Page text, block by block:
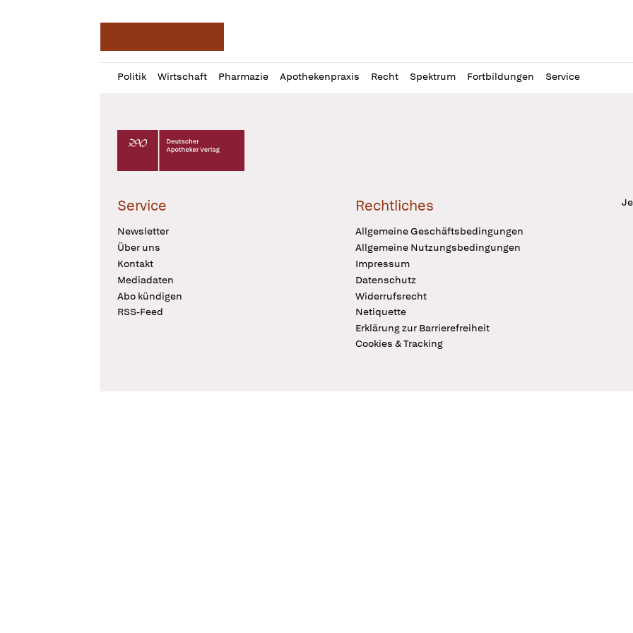
Politik Wirtschaft Pharmazie Apothekenpraxis Recht Spektrum Fortbildungen Service
Profil
öffnen
Daz
Pur
Deutscher Apotheker Verlag Logo
Service
Newsletter
Über uns
Kontakt
Mediadaten
Abo kündigen
RSS-Feed
Rechtliches
Allgemeine Geschäftsbedingungen
Allgemeine Nutzungsbedingungen
Impressum
Datenschutz
Widerrufsrecht
Netiquette
Erklärung zur Barrierefreiheit
Cookies & Tracking